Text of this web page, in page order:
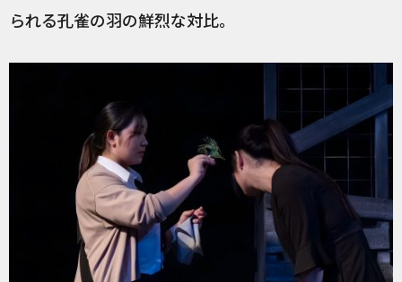
られる孔雀の羽の鮮烈な対比。